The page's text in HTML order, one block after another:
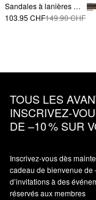
Sandales à lanières en cuir lisse
103.95 CHF149.90 CHF
TOUS LES
DE –10 % SUR
Inscrivez‑vous dès
cadeau de bienvenue de
d’invitations à des
réservés aux membres